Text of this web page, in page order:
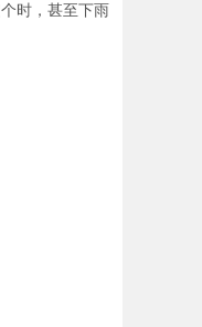
时，甚至下雨